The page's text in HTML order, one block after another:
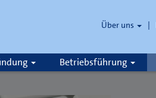
Über uns
Betriebsführung